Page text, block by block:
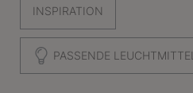
INSPIRATION
PASSENDE LEUCHTMITTEL